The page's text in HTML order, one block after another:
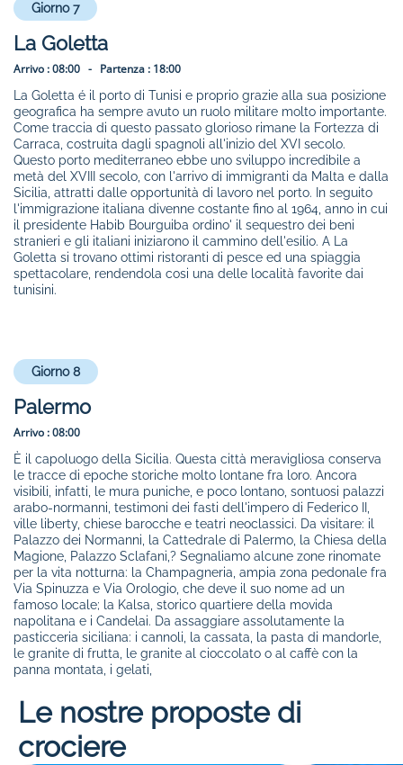
Giorno 7
La Goletta
Arrivo :08:00 - Partenza : 18:00
La Goletta é il porto di Tunisi e proprio grazie alla sua posizione
geografica ha sempre avuto un ruolo militare molto importante.
Come traccia di questo passato glorioso rimane la Fortezza di
Carraca, costruita dagli spagnoli all'inizio del XVI secolo.
Questo porto mediterraneo ebbe uno sviluppo incredibile a
metà del XVIII secolo, con l'arrivo di immigranti da Malta e dalla
Sicilia, attratti dalle opportunità di lavoro nel porto. In seguito
l'immigrazione italiana divenne costante fino al 1964, anno in cui
il presidente Habib Bourguiba ordino' il sequestro dei beni
stranieri e gli italiani iniziarono il cammino dell'esilio. A La
Goletta si trovano ottimi ristoranti di pesce ed una spiaggia
spettacolare, rendendola cosi una delle località favorite dai
tunisini.
Giorno 8
Palermo
Arrivo :08:00
È il capoluogo della Sicilia. Questa città meravigliosa conserva
le tracce di epoche storiche molto lontane fra loro. Ancora
visibili, infatti, le mura puniche, e poco lontano, sontuosi palazzi
arabo-normanni, testimoni dei fasti dell'impero di Federico II,
ville liberty, chiese barocche e teatri neoclassici. Da visitare: il
Palazzo dei Normanni, la Cattedrale di Palermo, la Chiesa della
Magione, Palazzo Sclafani,? Segnaliamo alcune zone rinomate
per la vita notturna: la Champagneria, ampia zona pedonale fra
Via Spinuzza e Via Orologio, che deve il suo nome ad un
famoso locale; la Kalsa, storico quartiere della movida
napolitana e i Candelai. Da assaggiare assolutamente la
pasticceria siciliana: i cannoli, la cassata, la pasta di mandorle,
le granite di frutta, le granite al cioccolato o al caffè con la
panna montata, i gelati,
Le nostre proposte di
crociere